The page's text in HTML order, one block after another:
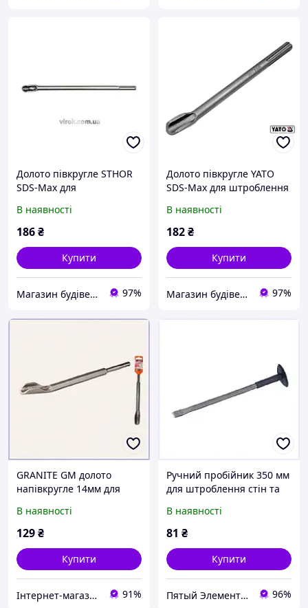
Долото півкругле STHOR
SDS-Max для
штроблення бетонних
стін 400 мм
В наявності
186₴
Купити
Магазин будівельних матеріалів "БУДУЄМО РАЗОМ" 97%
Долото півкругле YATO
SDS-Max для штроблення
ширина 26 мм
В наявності
182₴
Купити
Магазин будівельних матеріалів "БУДУЄМО РАЗОМ" 97%
GRANITE GM долото
напівкругле 14мм для
K85K78843T
В наявності
129₴
Купити
Інтернет-магазин GoodBuy 91%
Ручний пробійник 350 мм
для штроблення стін та
В наявності
81 ₴
Купити
Пятый Элемент - всё, что вам нужно 96%